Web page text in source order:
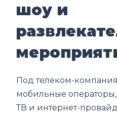
шоу и
Под телеком-
мобильные
ТВ и интернет-